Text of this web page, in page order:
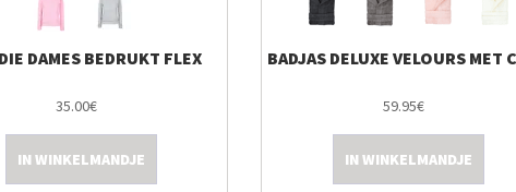
DAMES BEDRUKT FLEX
35.00€
IN WINKELMANDJE
59.95€
IN WINKELMANDJE